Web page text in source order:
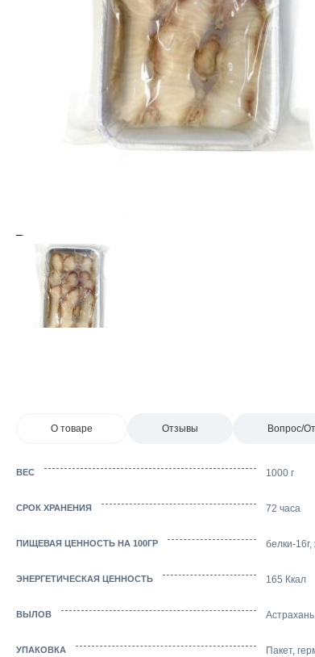
О товаре Отзывы Вопрос/
ВЕС 1000 г
СРОК ХРАНЕНИЯ 72 часа
ПИЩЕВАЯ ЦЕННОСТЬ НА 100ГР белки-
ЭНЕРГЕТИЧЕСКАЯ ЦЕННОСТЬ 165 Ккал
ВЫЛОВ Астрахань
УПАКОВКА Пакет,